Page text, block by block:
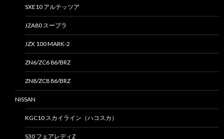
SXE10 アルテッツア
JZA80 スープラ
JZX 100 MARK-2
ZN6/ZC6 86/BRZ
ZN8/ZC8 86/BRZ
NISSAN
KGC10 スカイライン（ハコスカ）
S30 フェアレディZ